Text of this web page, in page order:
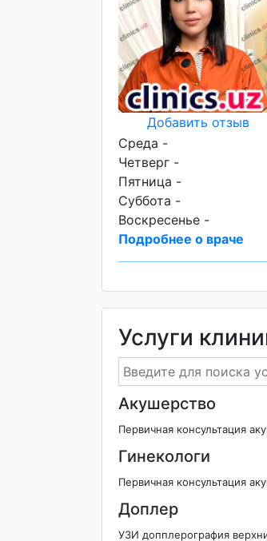
Добавить отзыв
Среда -
Четверг -
Пятница -
Суббота -
Воскресенье -
Подробнее о враче
Услуги
Акушерство
Первичная консультация
Гинекологи
Первичная консультация
Доплер
УЗИ допплерография